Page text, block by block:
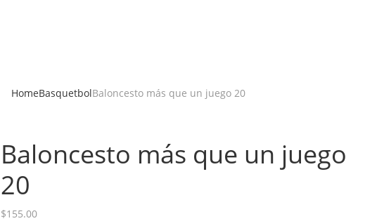
HomeBasquetbolBaloncesto más que un juego 20
Baloncesto más que un juego
20
$155.00